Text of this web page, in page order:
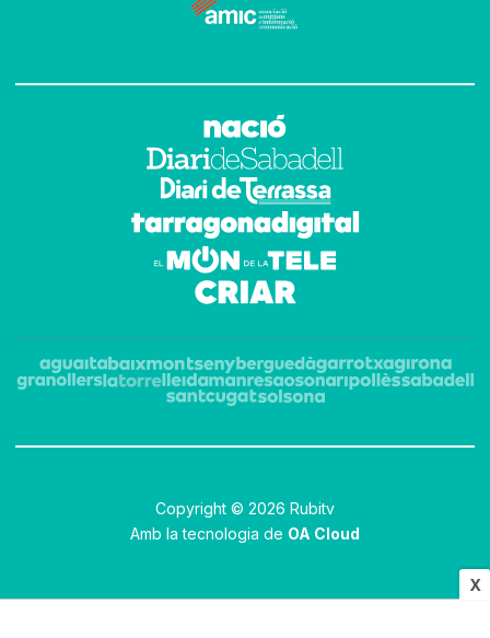
X
Copyright © 2026 Rubitv
Amb la tecnologia de OA Cloud